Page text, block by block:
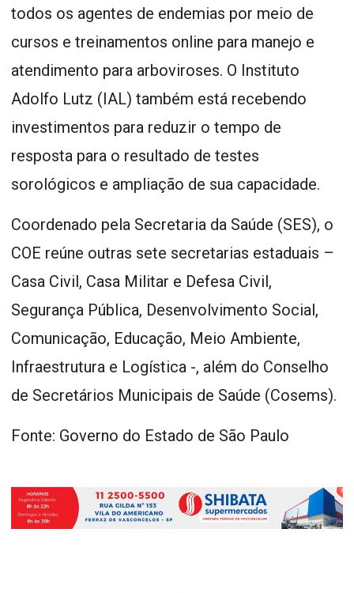
todos os agentes de endemias por meio de
cursos e treinamentos online para manejo e
atendimento para arboviroses. O Instituto
Adolfo Lutz (IAL) também está recebendo
investimentos para reduzir o tempo de
resposta para o resultado de testes
sorológicos e ampliação de sua capacidade.
Coordenado pela Secretaria da Saúde (SES), o
COE reúne outras sete secretarias estaduais –
Casa Civil, Casa Militar e Defesa Civil,
Segurança Pública, Desenvolvimento Social,
Comunicação, Educação, Meio Ambiente,
Infraestrutura e Logística -, além do Conselho
de Secretários Municipais de Saúde (Cosems).
Fonte: Governo do Estado de São Paulo